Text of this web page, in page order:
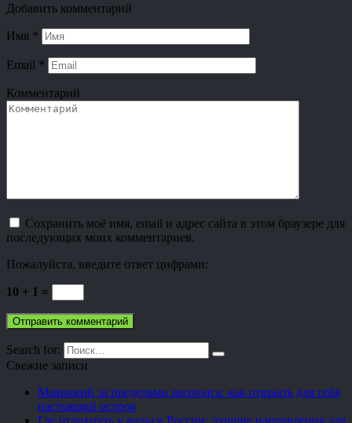
Добавить комментарий
Имя *
Email *
Комментарий
Сохранить моё имя, email и адрес сайта в этом браузере для
последующих моих комментариев.
Пожалуйста, введите ответ цифрами:
10 + 1 =
Search for:
Свежие записи
Маврикий за пределами шезлонга: как открыть для себя
настоящий остров
Где отдохнуть у воды в России: лучшие направления для